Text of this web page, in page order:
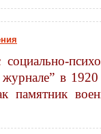
в
памятник